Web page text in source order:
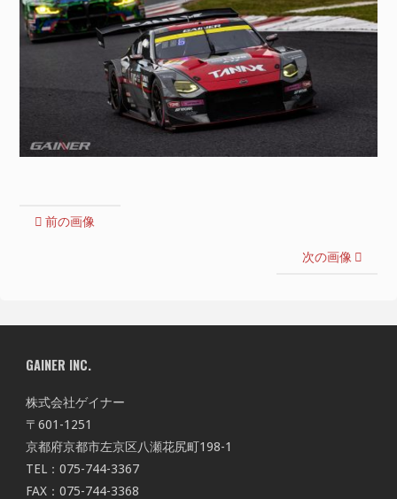
前の画像
次の画像
GAINER INC.
株式会社ゲイナー
〒601-1251
京都府京都市左京区八瀬花尻町198-1
TEL：075-744-3367
FAX：075-744-3368